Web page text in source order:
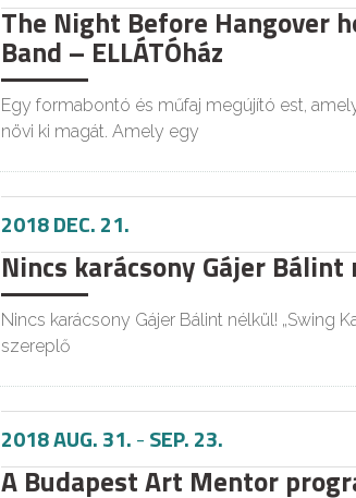
The Night Before Hangover
Band – ELLÁTÓház
Egy formabontó és műfaj megújító est,
növi ki magát. Amely egy
2018 DEC. 21.
Nincs karácsony Gájer Bálint
Nincs karácsony Gájer Bálint nélkül! „Swing
szereplő
2018 AUG. 31.-SEP. 23.
A Budapest Art Mentor